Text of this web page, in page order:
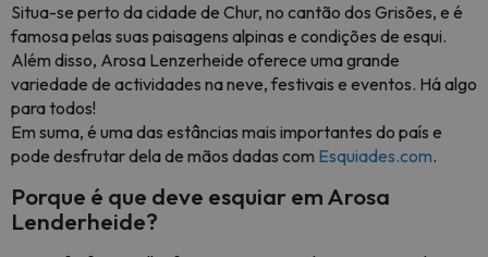
Situa-se perto da cidade de Chur, no cantão dos Grisões, e é
famosa pelas suas paisagens alpinas e condições de esqui.
Além disso, Arosa Lenzerheide oferece uma grande
variedade de actividades na neve, festivais e eventos. Há algo
para todos!
Em suma, é uma das estâncias mais importantes do país e
pode desfrutar dela de mãos dadas com Esquiades.com.
Porque é que deve esquiar em Arosa
Lenderheide?